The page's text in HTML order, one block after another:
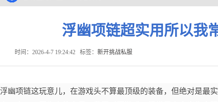
浮幽项链超实用所以我
时间：2026-4-7 19:24:42 标签： 新开挑战私服
浮幽项链这玩意儿，在游戏头不算最顶级的装备，但绝对是最